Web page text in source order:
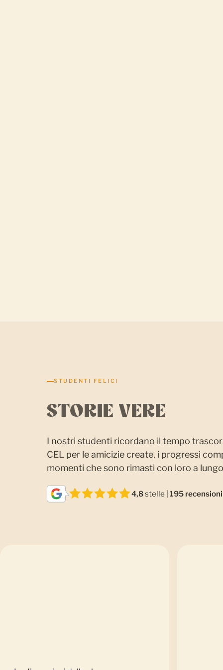
STUDENTI FELICI
STORIE VERE
I nostri studenti ricordano il tempo
CEL per le amicizie create, i progressi
momenti che sono rimasti con loro a
4,8stelle |195 recensioni